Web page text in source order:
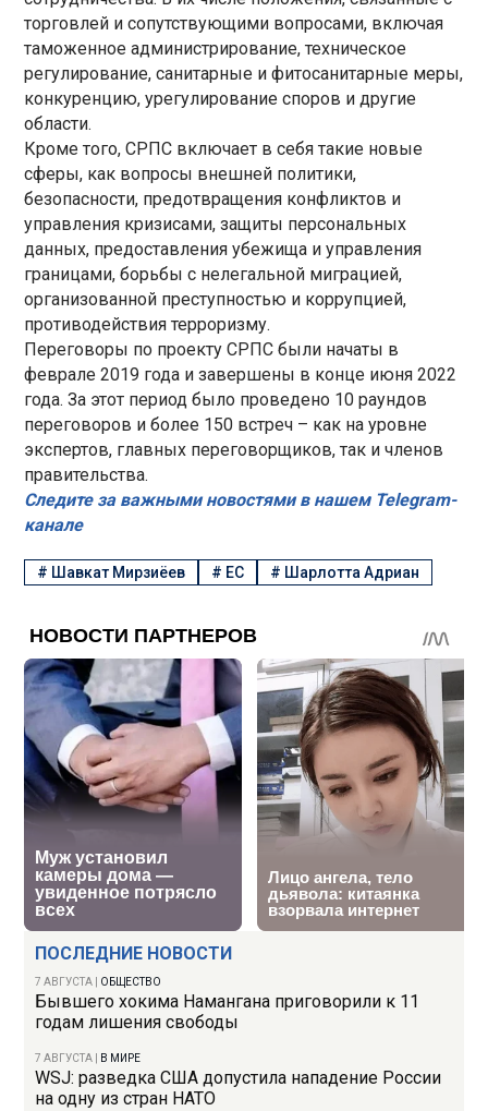
ПОСЛЕДНИЕ НОВОСТИ
7 АВГУСТА ОБЩЕСТВО
Бывшего хокима Намангана приговорили к 11
годам лишения свободы
7 АВГУСТА В МИРЕ
WSJ: разведка США допустила нападение России
на одну из стран НАТО
торговлей и сопутствующими вопросами, включая
таможенное администрирование, техническое
регулирование, санитарные и фитосанитарные меры,
конкуренцию, урегулирование споров и другие
области.
Кроме того, СРПС включает в себя такие новые
сферы, как вопросы внешней политики,
безопасности, предотвращения конфликтов и
управления кризисами, защиты персональных
данных, предоставления убежища и управления
границами, борьбы с нелегальной миграцией,
организованной преступностью и коррупцией,
противодействия терроризму.
Переговоры по проекту СРПС были начаты в
феврале 2019 года и завершены в конце июня 2022
года. За этот период было проведено 10 раундов
переговоров и более 150 встреч – как на уровне
экспертов, главных переговорщиков, так и членов
правительства.
Следите за важными новостями в нашем Telegram-
канале
# Шавкат Мирзиёев # ЕС # Шарлотта Адриан